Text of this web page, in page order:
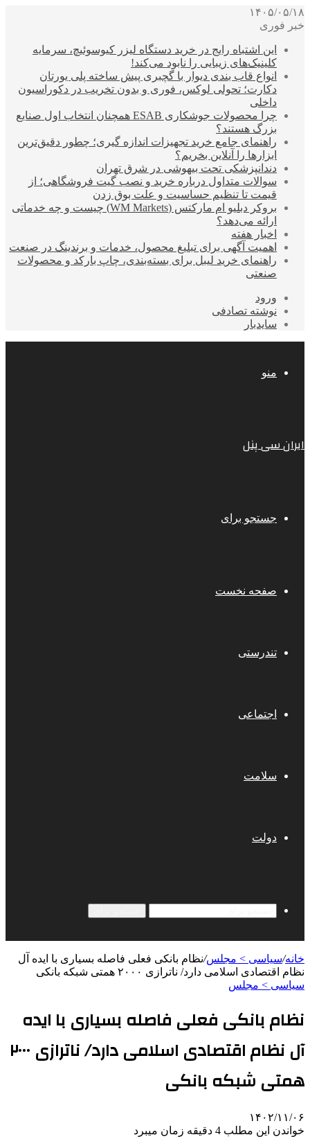
۱۴۰۵/۰۵/۱۸
خبر فوری
این اشتباه رایج در خرید دستگاه لیزر کیوسوئیچ، سرمایه
کلینیک‌های زیبایی را نابود می‌کند!
انواع قاب بندی دیوار با گچبری پیش ساخته پلی یورتان
دکارت؛ تحولی لوکس، فوری و بدون تخریب در دکوراسیون
داخلی
چرا محصولات جوشکاری ESAB همچنان انتخاب اول صنایع
بزرگ هستند؟
راهنمای جامع خرید تجهیزات اندازه گیری؛ چطور دقیق‌ترین
ابزارها را آنلاین بخریم؟
دندانپزشکی تحت بیهوشی در شرق تهران
سوالات متداول درباره خرید و نصب گیت فروشگاهی؛ از
قیمت تا تنظیم حساسیت و علت بوق زدن
بروکر دبلیو ام مارکتس (WM Markets) چیست و چه خدماتی
ارائه می‌دهد؟
اخبار هفته
اهمیت آگهی برای تبلیغ محصول، خدمات و برندینگ در صنعت
راهنمای خرید لیبل برای بسته‌بندی، چاپ بارکد و محصولات
صنعتی
ورود
نوشته تصادفی
سایدبار
منو
ایران سی پنل
جستجو برای
صفحه نخست
تندرستی
اجتماعی
سلامت
دولت
خانه/سیاسی > مجلس/نظام بانکی فعلی فاصله بسیاری با ایده آل
نظام اقتصادی اسلامی دارد/ ناترازی ۲۰۰۰ همتی شبکه بانکی
سیاسی > مجلس
نظام بانکی فعلی فاصله بسیاری با ایده
آل نظام اقتصادی اسلامی دارد/ ناترازی ۲۰۰۰
همتی شبکه بانکی
۱۴۰۲/۱۱/۰۶
خواندن این مطلب 4 دقیقه زمان میبرد